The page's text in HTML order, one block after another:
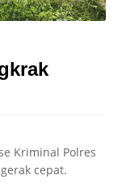
Kriminal Polres
cepat.